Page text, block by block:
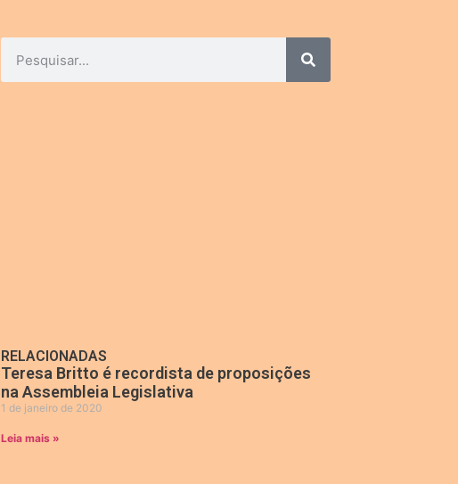
RELACIONADAS
Teresa Britto é recordista de proposições
na Assembleia Legislativa
1 de janeiro de 2020
Leia mais »